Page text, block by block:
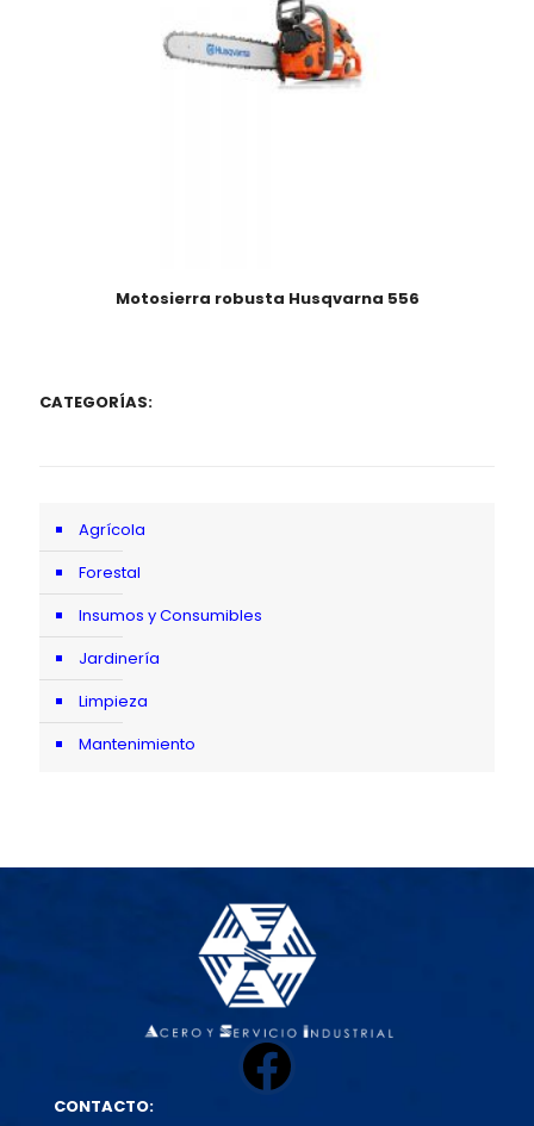
Motosierra robusta Husqvarna 556
CATEGORÍAS:
Agrícola
Forestal
Insumos y Consumibles
Jardinería
Limpieza
Mantenimiento
Facebook
CONTACTO: